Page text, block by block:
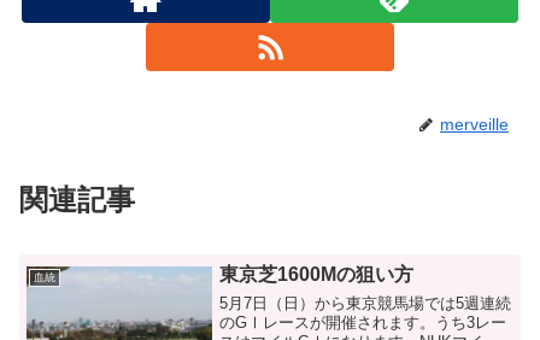
merveille
関連記事
血統 東京芝1600Mの狙い方
5月7日（日）から東京競馬場では5週連続
のGⅠレースが開催されます。うち3レー